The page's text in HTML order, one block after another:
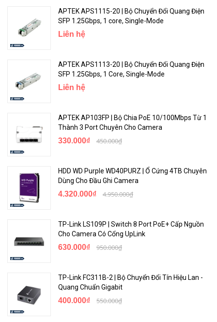
APTEK APS1115-20 | Bộ Chuyển Đổi Quang Điện
SFP 1.25Gbps, 1 core, Single-Mode
Liên hệ
APTEK APS1113-20 | Bộ Chuyển Đổi Quang Điện
SFP 1.25Gbps, 1 Core, Single-Mode
Liên hệ
APTEK AP103FP | Bộ Chia PoE 10/100Mbps Từ 1
Thành 3 Port Chuyên Cho Camera
330.000₫ 450.000₫
HDD WD Purple WD40PURZ | Ổ Cứng 4TB Chuyên
Dùng Cho Đầu Ghi Camera
4.320.000₫ 4.950.000₫
TP-Link LS109P | Switch 8 Port PoE+ Cấp Nguồn
Cho Camera Có Cổng UpLink
630.000₫ 950.000₫
TP-Link FC311B-2 | Bộ Chuyển Đổi Tín Hiệu Lan -
Quang Chuẩn Gigabit
400.000₫ 550.000₫